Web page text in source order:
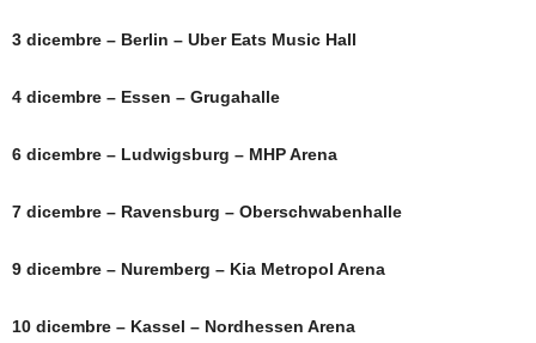
3 dicembre – Berlin – Uber Eats Music Hall
4 dicembre – Essen – Grugahalle
6 dicembre – Ludwigsburg – MHP Arena
7 dicembre – Ravensburg – Oberschwabenhalle
9 dicembre – Nuremberg – Kia Metropol Arena
10 dicembre – Kassel – Nordhessen Arena